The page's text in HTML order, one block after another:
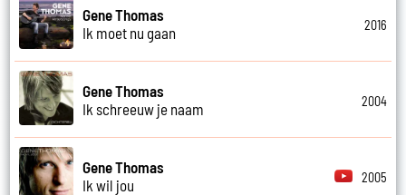
Gene Thomas
Ik moet nu gaan
2016
Gene Thomas
Ik schreeuw je naam
2004
Gene Thomas
Ik wil jou
2005